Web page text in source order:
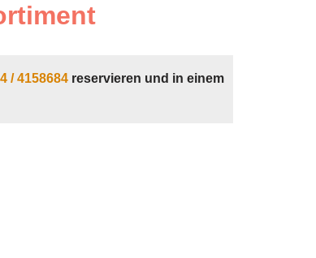
/ 4158684 reservieren und in einem